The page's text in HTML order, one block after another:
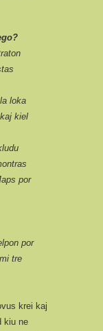
loka
kiel
por
por
tre
krei kaj
kiu ne